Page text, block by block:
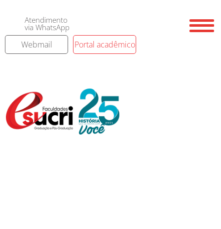
Atendimento
via WhatsApp
Webmail Portal acadêmico